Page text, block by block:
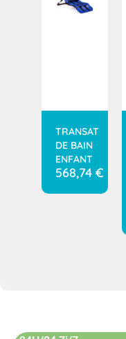
TRANSAT
DE BAIN
ENFANT
568,74 €